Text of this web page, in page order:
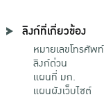
ลิงก์ที่เกี่ยวข้อง
หมายเลขโทรศัพท์
ลิงก์ด่วน
แผนที่ มก.
แผนผังเว็บไซต์